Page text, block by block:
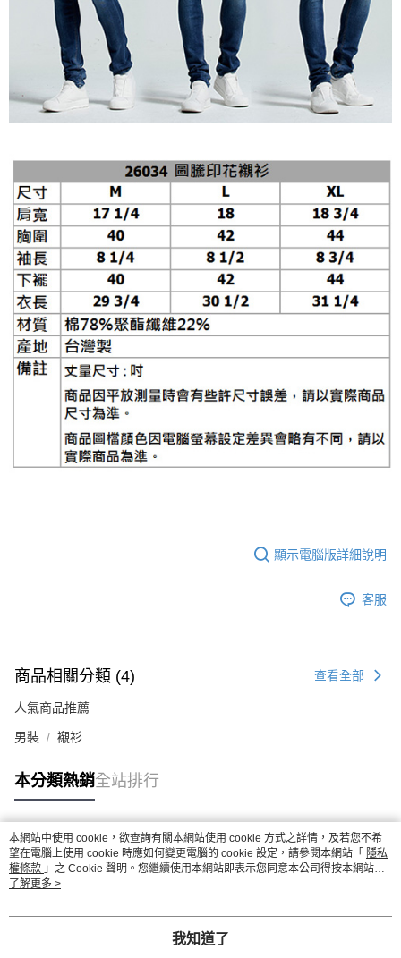
顯示電腦版詳細說明
客服
商品相關分類 (4) 查看全部
人氣商品推薦
男裝 襯衫
本分類熱銷全站排行
熱門標籤
本網站中使用 cookie，欲查詢有關本網站使用 cookie 方式之詳情，及若您不希
望在電腦上使用 cookie 時應如何變更電腦的 cookie 設定，請參閱本網站「 隱私
權條款 」之 Cookie 聲明。您繼續使用本網站即表示您同意本公司得按本網站使
用條款之 Cookie 聲明使用 cookie。
了解更多 >
我知道了